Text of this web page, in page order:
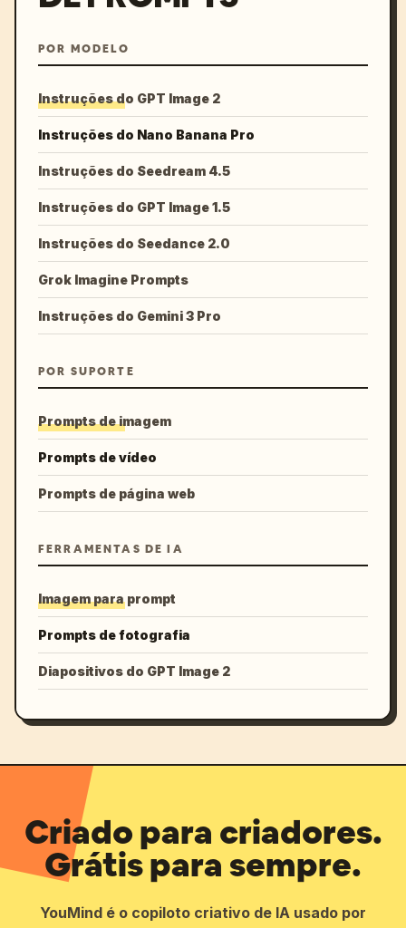
POR MODELO
Instruções do GPT Image 2
Instruções do Nano Banana Pro
Instruções do Seedream 4.5
Instruções do GPT Image 1.5
Instruções do Seedance 2.0
Grok Imagine Prompts
Instruções do Gemini 3 Pro
POR SUPORTE
Prompts de imagem
Prompts de vídeo
Prompts de página web
FERRAMENTAS DE IA
Imagem para prompt
Prompts de fotografia
Diapositivos do GPT Image 2
Criado para criadores.
Grátis para sempre.
YouMind é o copiloto criativo de IA usado por